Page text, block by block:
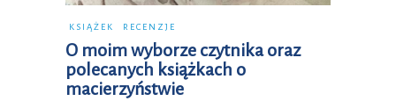
KSIĄŻEK RECENZJE
O moim wyborze czytnika oraz
polecanych książkach o
macierzyństwie